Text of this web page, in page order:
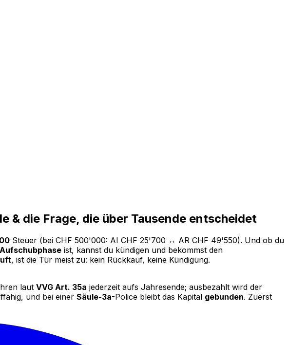
& die Frage, die über Tausende entscheidet
Steuer (bei CHF 500'000: AI CHF 25'700 ↔ AR CHF 49'550). Und ob du
Aufschubphase ist, kannst du kündigen und bekommst den
, ist die Tür meist zu: kein Rückkauf, keine Kündigung.
laut VVG Art. 35a jederzeit aufs Jahresende; ausbezahlt wird der
und bei einer Säule-3a-Police bleibt das Kapital gebunden. Zuerst